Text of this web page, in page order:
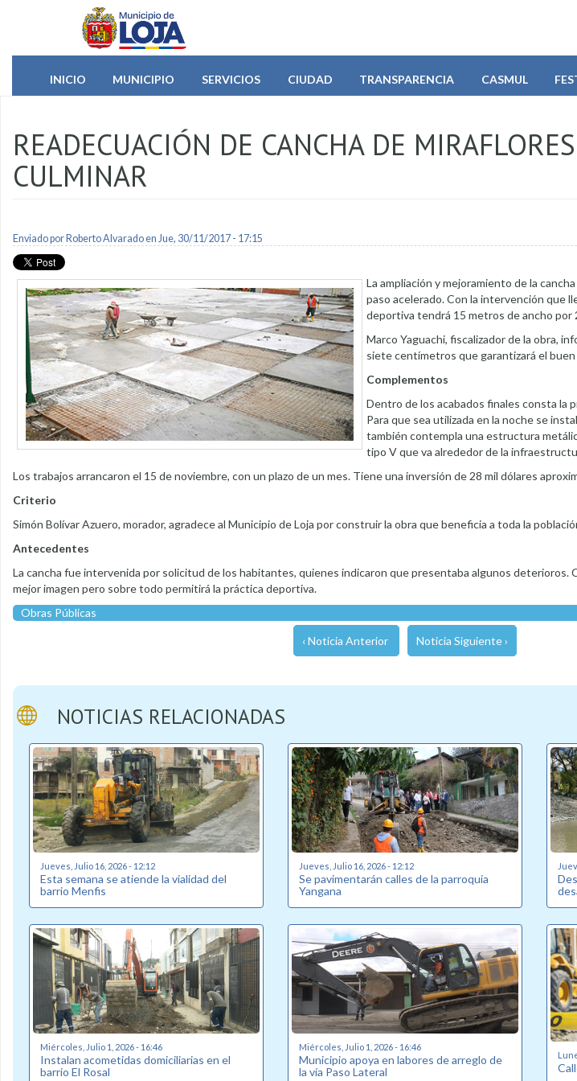
Pasar al contenido principal
INICIO
MUNICIPIO SERVICIOS CIUDAD TRANSPARENCIA CASMUL
READECUACIÓN DE CANCHA DE
CULMINAR
Enviado por Roberto Alvaradoen Jue, 30/11/2017 - 17:15
La ampliación y mejoramiento de la
paso acelerado. Con la intervención que
deportiva tendrá 15 metros de ancho por
Marco Yaguachi, fiscalizador de la obra,
siete centímetros que garantizará el
Complementos
Dentro de los acabados finales consta la
Para que sea utilizada en la noche se
también contempla una estructura
tipo V que va alrededor de la
Los trabajos arrancaron el 15 de noviembre, con un plazo de un mes. Tiene una inversión de 28 mil dólares
Criterio
Simón Bolívar Azuero, morador, agradece al Municipio de Loja por construir la obra que beneficia a toda la
Antecedentes
La cancha fue intervenida por solicitud de los habitantes, quienes indicaron que presentaba algunos deterioros.
mejor imagen pero sobre todo permitirá la práctica deportiva.
Obras Públicas
‹ Noticia Anterior Noticia Siguiente ›
NOTICIAS RELACIONADAS
Jueves, Julio 16, 2026 - 12:12
Esta semana se atiende la vialidad del
barrio Menfis
Jueves, Julio 16, 2026 - 12:12
Se pavimentarán calles de la parroquia
Yangana
Miércoles, Julio 1, 2026 - 16:46
Instalan acometidas domiciliarias en el
barrio El Rosal
Miércoles, Julio 1, 2026 - 16:46
Municipio apoya en labores de arreglo de
la vía Paso Lateral